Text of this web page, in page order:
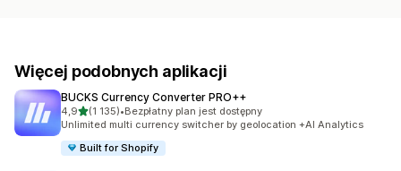
Więcej podobnych aplikacji
BUCKS Currency Converter PRO++
4,9na 5 gwiazdek
(1 135)
Łączna liczba recenzji: 1135
•Bezpłatny plan jest dostępny
Unlimited multi currency switcher by geolocation +AI Analytics
Built for Shopify